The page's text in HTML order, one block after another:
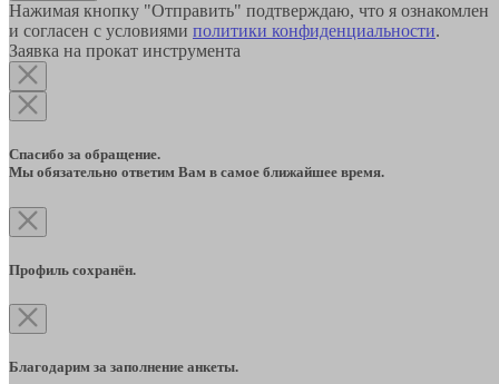
Нажимая кнопку "Отправить" подтверждаю, что я ознакомлен
и согласен с условиями политики конфиденциальности.
Заявка на прокат инструмента
Спасибо за обращение.
Мы обязательно ответим Вам в самое ближайшее время.
Профиль сохранён.
Благодарим за заполнение анкеты.